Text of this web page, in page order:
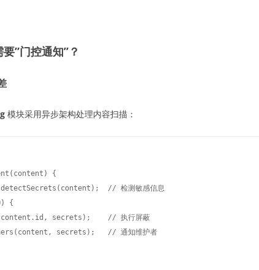
”门控通知”？
模块采用异步架构处理内容扫描：
{
// 检测敏感信息
{
secrets);    // 执行屏蔽
secrets);   // 通知维护者